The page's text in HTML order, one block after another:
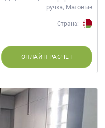
ручка, Матовые
Страна:
ОНЛАЙН РАСЧЕТ